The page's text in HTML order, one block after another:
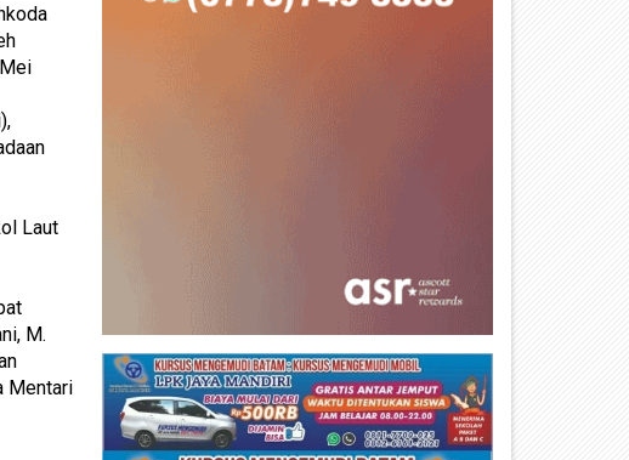
Laut
M.
Mentari